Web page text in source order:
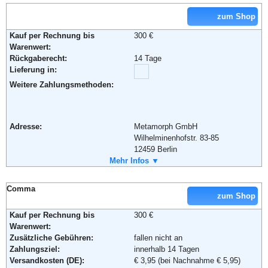
Email:
service@schwab.de
zum Shop
Kauf per Rechnung bis
Warenwert:
300 €
Rückgaberecht:
14 Tage
Lieferung in:
Weitere Zahlungsmethoden:
Adresse:
Metamorph GmbH
Wilhelminenhofstr. 83-85
12459 Berlin
+49 (0)30 – 400 44 60
Email:
support@maskworld.com
Weiterführende Informationen: AGB
Mehr Infos ▼
zum Shop
Comma
Kauf per Rechnung bis
Warenwert:
300 €
Zusätzliche Gebühren:
fallen nicht an
Zahlungsziel:
innerhalb 14 Tagen
Versandkosten (DE):
€ 3,95 (bei Nachnahme € 5,95)